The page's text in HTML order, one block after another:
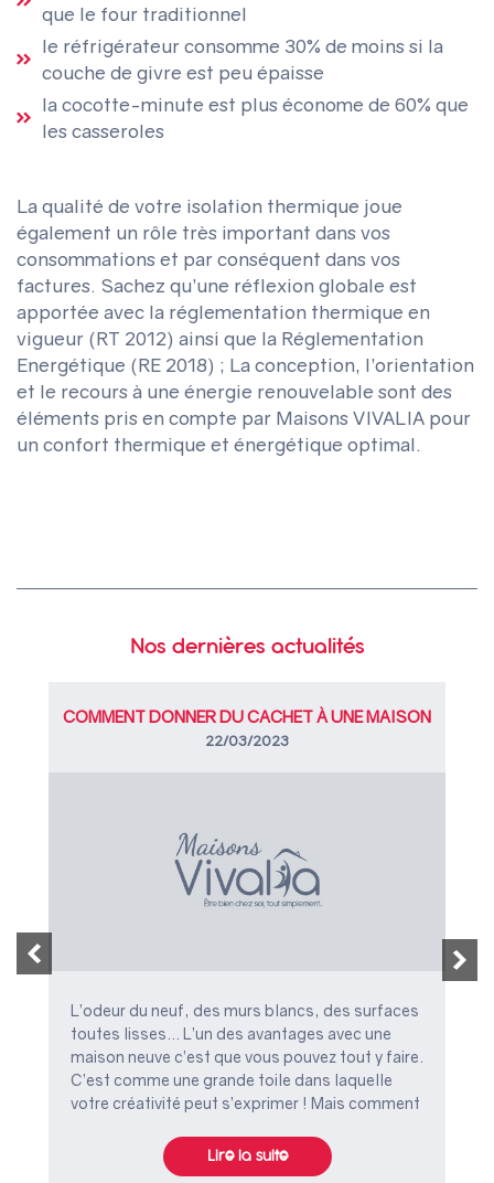
que le four traditionnel
le réfrigérateur consomme 30% de moins si la
couche de givre est peu épaisse
la cocotte-minute est plus économe de 60% que
les casseroles
La qualité de votre isolation thermique joue
également un rôle très important dans vos
consommations et par conséquent dans vos
factures. Sachez qu’une réflexion globale est
apportée avec la réglementation thermique en
vigueur (RT 2012) ainsi que la Réglementation
Energétique (RE 2018) ; La conception, l’orientation
et le recours à une énergie renouvelable sont des
éléments pris en compte par Maisons VIVALIA pour
un confort thermique et énergétique optimal.
Nos dernières actualités
COMMENT DONNER DU CACHET À UNE MAISON
NEUVE ?
22/03/2023
L’odeur du neuf, des murs blancs, des surfaces
toutes lisses… L’un des avantages avec une
maison neuve c’est que vous pouvez tout y faire.
C’est comme une grande toile dans laquelle
votre créativité peut s’exprimer ! Mais comment
tous ces espaces ? On vous donne nos astuces
avant de démarrer votre projet !
Lire la suite